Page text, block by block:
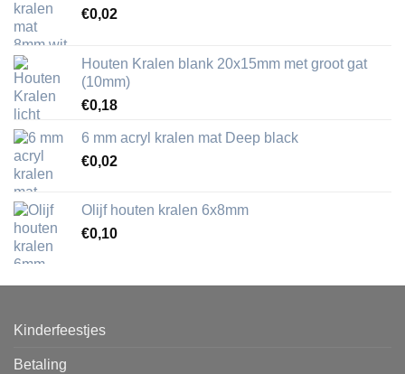
€0,02
Houten Kralen blank 20x15mm met groot gat
(10mm)
€0,18
6 mm acryl kralen mat Deep black
€0,02
Olijf houten kralen 6x8mm
€0,10
Kinderfeestjes
Betaling